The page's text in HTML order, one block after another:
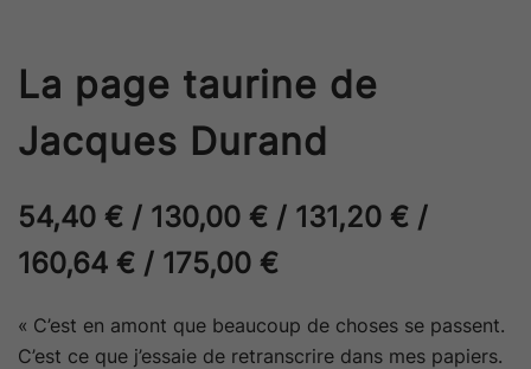
La page taurine de
Jacques Durand
54,40 € / 130,00 € / 131,20 € /
160,64 € / 175,00 €
« C’est en amont que beaucoup de choses se passent.
C’est ce que j’essaie de retranscrire dans mes papiers.